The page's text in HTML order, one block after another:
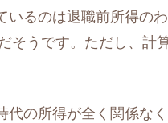
るのは退職前所得の
そうです。ただし、計
の所得が全く関係な